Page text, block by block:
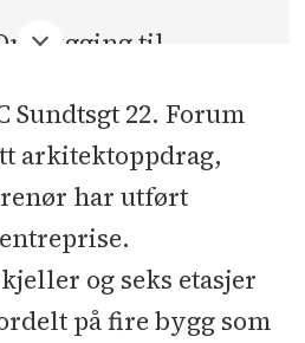
til
Cirka 114 millioner
kvadratmeter
Sundtsgate 22
Sundtsgt 22. Forum
arkitekt­oppdrag,
har utført
og seks etasjer
på fire bygg som